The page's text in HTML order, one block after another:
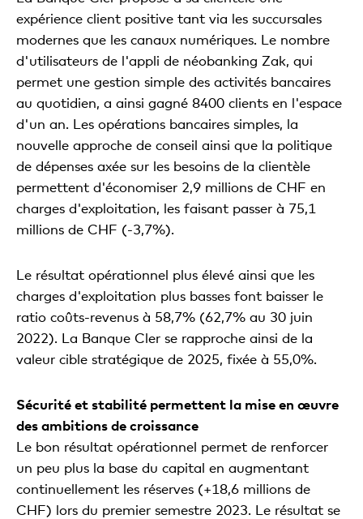
expérience client positive tant via les succursales
modernes que les canaux numériques. Le nombre
d'utilisateurs de l'appli de néobanking Zak, qui
permet une gestion simple des activités bancaires
au quotidien, a ainsi gagné 8400 clients en l'espace
d'un an. Les opérations bancaires simples, la
nouvelle approche de conseil ainsi que la politique
de dépenses axée sur les besoins de la clientèle
permettent d'économiser 2,9 millions de CHF en
charges d'exploitation, les faisant passer à 75,1
millions de CHF (-3,7%).
Le résultat opérationnel plus élevé ainsi que les
charges d'exploitation plus basses font baisser le
ratio coûts-revenus à 58,7% (62,7% au 30 juin
2022). La Banque Cler se rapproche ainsi de la
valeur cible stratégique de 2025, fixée à 55,0%.
Sécurité et stabilité permettent la mise en œuvre
des ambitions de croissance
Le bon résultat opérationnel permet de renforcer
un peu plus la base du capital en augmentant
continuellement les réserves (+18,6 millions de
CHF) lors du premier semestre 2023. Le résultat se